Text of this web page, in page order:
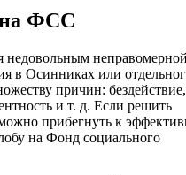
на ФСС
недовольным
в Осинниках или
причин: бездействие,
и т. д. Если решить
прибегнуть к
на Фонд социального